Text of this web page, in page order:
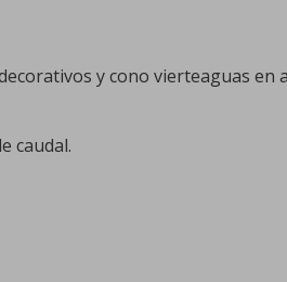
y cono vierteaguas
caudal.